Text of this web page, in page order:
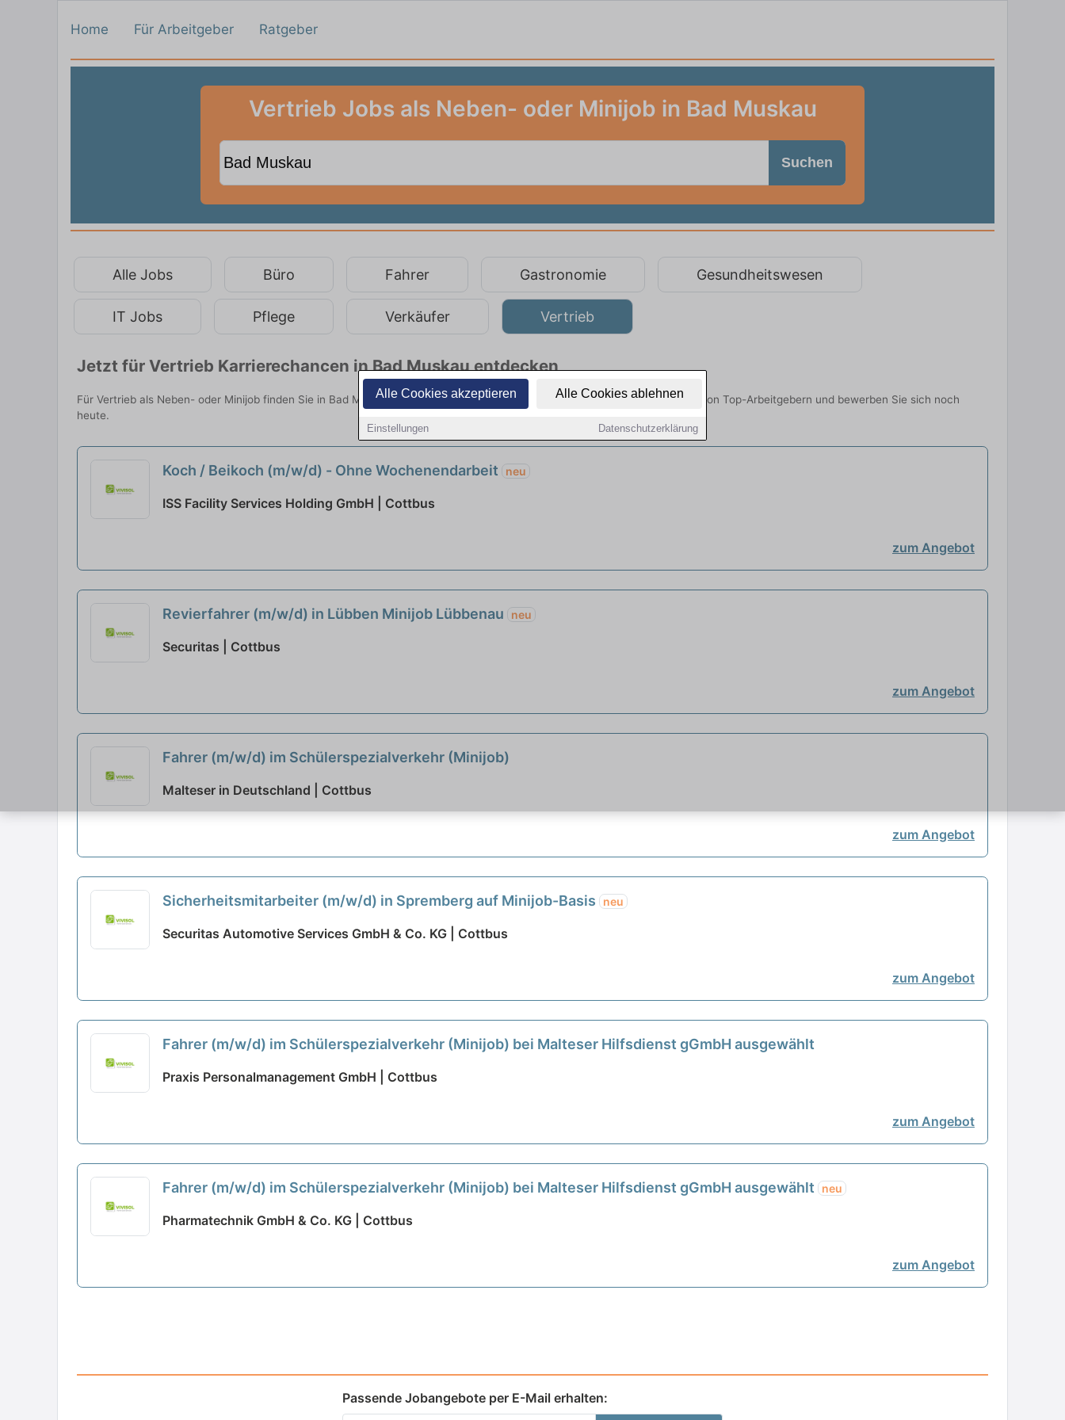
Alle Cookies akzeptieren Alle Cookies ablehnen
Einstellungen Datenschutzerklärung
Home Für Arbeitgeber Ratgeber
Vertrieb Jobs als Neben- oder Minijob in Bad Muskau
Suchen
Alle Jobs Büro Fahrer Gastronomie Gesundheitswesen
IT Jobs Pflege Verkäufer Vertrieb
Jetzt für Vertrieb Karrierechancen in Bad Muskau entdecken
Für Vertrieb als Neben- oder Minijob finden Sie in Bad Muskau hier die aktuellsten Angebote. Entdecken Sie freie Optionen von Top-Arbeitgebern und bewerben Sie sich noch
heute.
Koch / Beikoch (m/w/d) - Ohne Wochenendarbeit neu
ISS Facility Services Holding GmbH | Cottbus
zum Angebot
Revierfahrer (m/w/d) in Lübben Minijob Lübbenau neu
Securitas | Cottbus
zum Angebot
Fahrer (m/w/d) im Schülerspezialverkehr (Minijob)
Malteser in Deutschland | Cottbus
zum Angebot
Sicherheitsmitarbeiter (m/w/d) in Spremberg auf Minijob-Basis neu
Securitas Automotive Services GmbH & Co. KG | Cottbus
zum Angebot
Fahrer (m/w/d) im Schülerspezialverkehr (Minijob) bei Malteser Hilfsdienst gGmbH ausgewählt
Praxis Personalmanagement GmbH | Cottbus
zum Angebot
Fahrer (m/w/d) im Schülerspezialverkehr (Minijob) bei Malteser Hilfsdienst gGmbH ausgewählt neu
Pharmatechnik GmbH & Co. KG | Cottbus
zum Angebot
Passende Jobangebote per E-Mail erhalten: